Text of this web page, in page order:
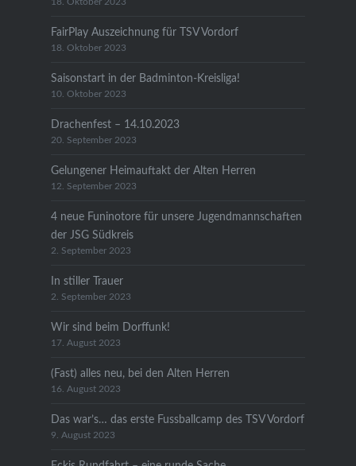
18. Oktober 2023
FairPlay Auszeichnung für TSV Vordorf
18. Oktober 2023
Saisonstart in der Badminton-Kreisliga!
10. Oktober 2023
Drachenfest – 14.10.2023
20. September 2023
Gelungener Heimauftakt der Alten Herren
12. September 2023
4 neue Funinotore für unsere Jugendmannschaften
der JSG Südkreis
2. September 2023
In stiller Trauer
2. September 2023
Wir sind beim Dorffunk!
17. August 2023
(Fast) alles neu, bei den Alten Herren
16. August 2023
Das war’s… das erste Fussballcamp des TSV Vordorf
9. August 2023